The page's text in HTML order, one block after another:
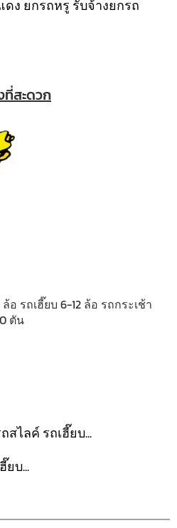
ง ยกรถหรู รับจ้างยกรถ
สะดวก
อ รถเฮี๊ยบ 6-12 ล้อ รถกระเช้า
ตัน
สไลค์ รถเฮี๊ยบ...
ยบ...